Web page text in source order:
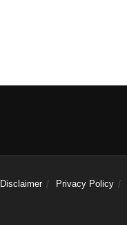
Disclaimer Privacy Policy